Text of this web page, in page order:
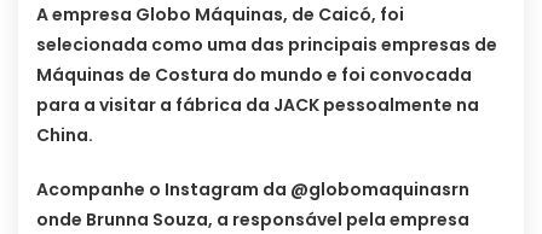
A empresa Globo Máquinas, de Caicó, foi
selecionada como uma das principais empresas de
Máquinas de Costura do mundo e foi convocada
para a visitar a fábrica da JACK pessoalmente na
China.
Acompanhe o Instagram da @globomaquinasrn
onde Brunna Souza, a responsável pela empresa